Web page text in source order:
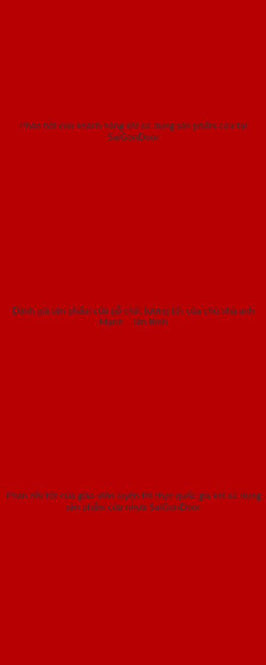
Phản hồi của khách hàng khi sử dụng sản phẩm cửa tại
SaiGonDoor
Đánh giá sản phẩm cửa gỗ chất lượng tốt của chủ nhà anh
Mạnh - Tân Bình
Phản hồi tốt của giáo viên luyện thi thpt quốc gia khi sử dụng
sản phẩm cửa nhựa SaiGonDoor